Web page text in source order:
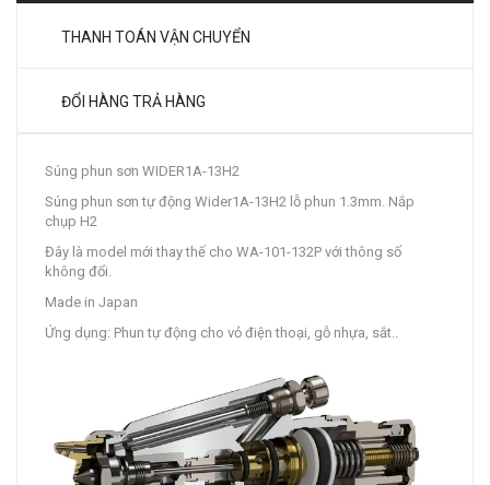
THANH TOÁN VẬN CHUYỂN
ĐỔI HÀNG TRẢ HÀNG
Súng phun sơn WIDER1A-13H2
Súng phun sơn tự động Wider1A-13H2 lỗ phun 1.3mm. Nắp
chụp H2
Đây là model mới thay thế cho WA-101-132P với thông số
không đổi.
Made in Japan
Ứng dụng: Phun tự động cho vỏ điện thoại, gỗ nhựa, sắt..